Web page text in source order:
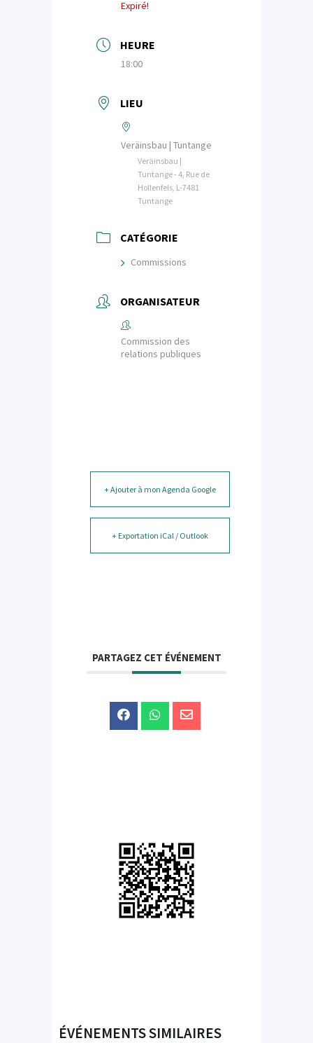
Expiré!
HEURE
18:00
LIEU
Veräinsbau | Tuntange
Veräinsbau |
Tuntange - 4, Rue de
Hollenfels, L-7481
Tuntange
CATÉGORIE
Commissions
ORGANISATEUR
Commission des
relations publiques
+ Ajouter à mon Agenda Google
+ Exportation iCal / Outlook
PARTAGEZ CET ÉVÉNEMENT
ÉVÉNEMENTS SIMILAIRES